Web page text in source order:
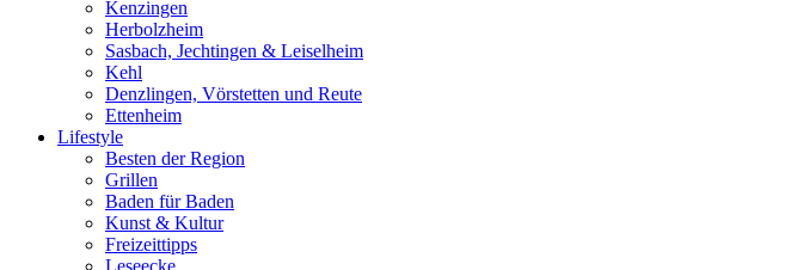
Kenzingen
Herbolzheim
Sasbach, Jechtingen & Leiselheim
Kehl
Denzlingen, Vörstetten und Reute
Ettenheim
Lifestyle
Besten der Region
Grillen
Baden für Baden
Kunst & Kultur
Freizeittipps
Leseecke